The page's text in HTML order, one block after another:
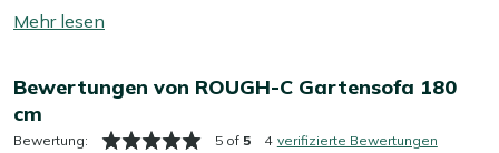
Außenbereich.
Teakholz-Gestell:
und eignet sich für den Einsatz im Freien.
und eine Tasse Reinigungssoda oder Salz. Dies ist in der
Wir empfehlen, Ihre Loungebank mindestens zweimal im
Jahr mit einem speziellen Reiniger gründlich zu reinigen.
Für das beste Ergebnis verwenden Sie dabei unseren
Bewertungen von ROUGH-C Gartensofa 180
cm
Bewertung: 5 of 5 4 verifizierte Bewertungen